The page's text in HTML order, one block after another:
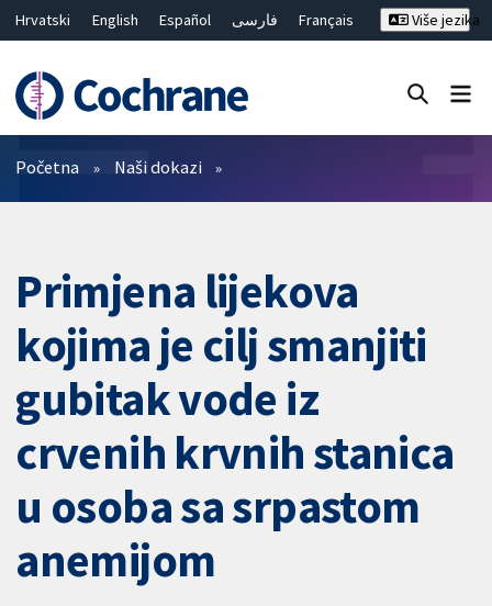
Hrvatski English Español فارسی
Français
繁體中文
简体中文
Više jezika
Prečistači
Početna Naši dokazi
Primjena lijekova
kojima je cilj smanjiti
gubitak vode iz
crvenih krvnih stanica
u osoba sa srpastom
anemijom